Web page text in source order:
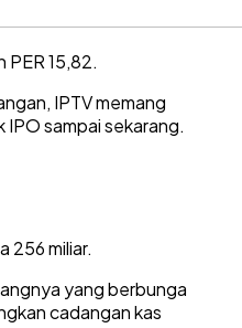
PER 15,82.
IPTV memang
sampai sekarang.
256 miliar.
yang berbunga
cadangan kas